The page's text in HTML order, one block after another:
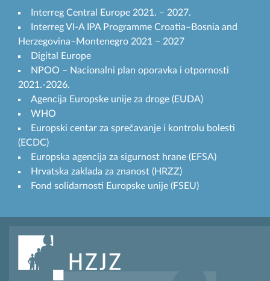
Interreg Central Europe 2021. – 2027.
Interreg VI-A IPA Programme Croatia–Bosnia and
Herzegovina–Montenegro 2021 – 2027
Digital Europe
NPOO – Nacionalni plan oporavka i otpornosti
2021.-2026.
Agencija Europske unije za droge (EUDA)
WHO
Europski centar za sprečavanje i kontrolu bolesti
(ECDC)
Europska agencija za sigurnost hrane (EFSA)
Hrvatska zaklada za znanost (HRZZ)
Fond solidarnosti Europske unije (FSEU)